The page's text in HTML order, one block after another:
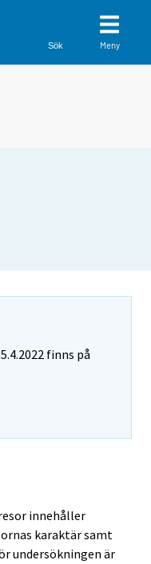
Sök Meny
finns på
innehåller
karaktär samt
undersökningen är